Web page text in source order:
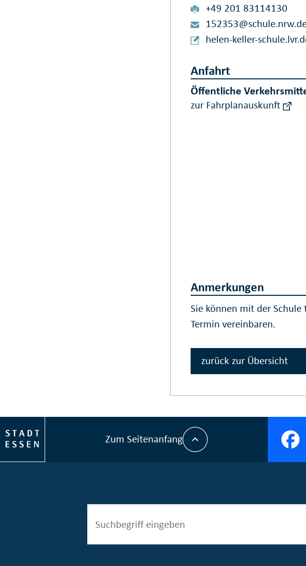
+49 201 83114130
helen-keller-
Anfahrt
Öffentliche
zur Fahrplanauskunft
Anmerkungen
Sie können mit der
Termin vereinbaren.
zurück zur Übersicht
Zum Seitenanfang